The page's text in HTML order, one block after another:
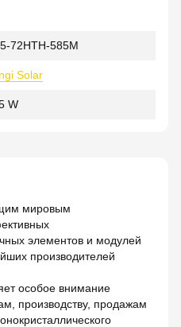
72HTH-585M
Solar
W
мировым
элементов и модулей
производителей
особое внимание
производству, продажам